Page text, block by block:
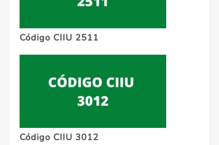
Código CIIU 2511
Código CIIU 3012